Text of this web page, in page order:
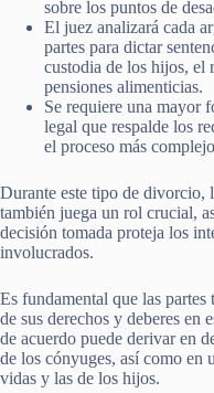
sobre los puntos de
El juez analizará cada
partes para dictar
custodia de los hijos, el
pensiones alimenticias.
Se requiere una mayor
legal que respalde los
el proceso más
Durante este tipo de
también juega un rol crucial,
decisión tomada proteja los
involucrados.
Es fundamental que las
de sus derechos y deberes en
de acuerdo puede derivar en
de los cónyuges, así como en
vidas y las de los hijos.